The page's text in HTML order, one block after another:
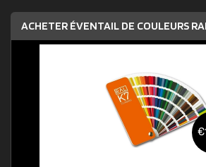
ACHETER ÉVENTAIL DE COULEURS